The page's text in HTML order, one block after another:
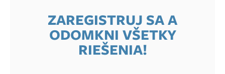
ZAREGISTRUJ SA A
ODOMKNI VŠETKY
RIEŠENIA!